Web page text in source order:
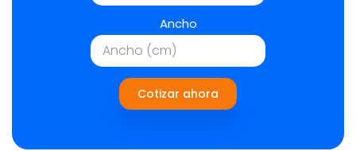
Ancho
Cotizar ahora